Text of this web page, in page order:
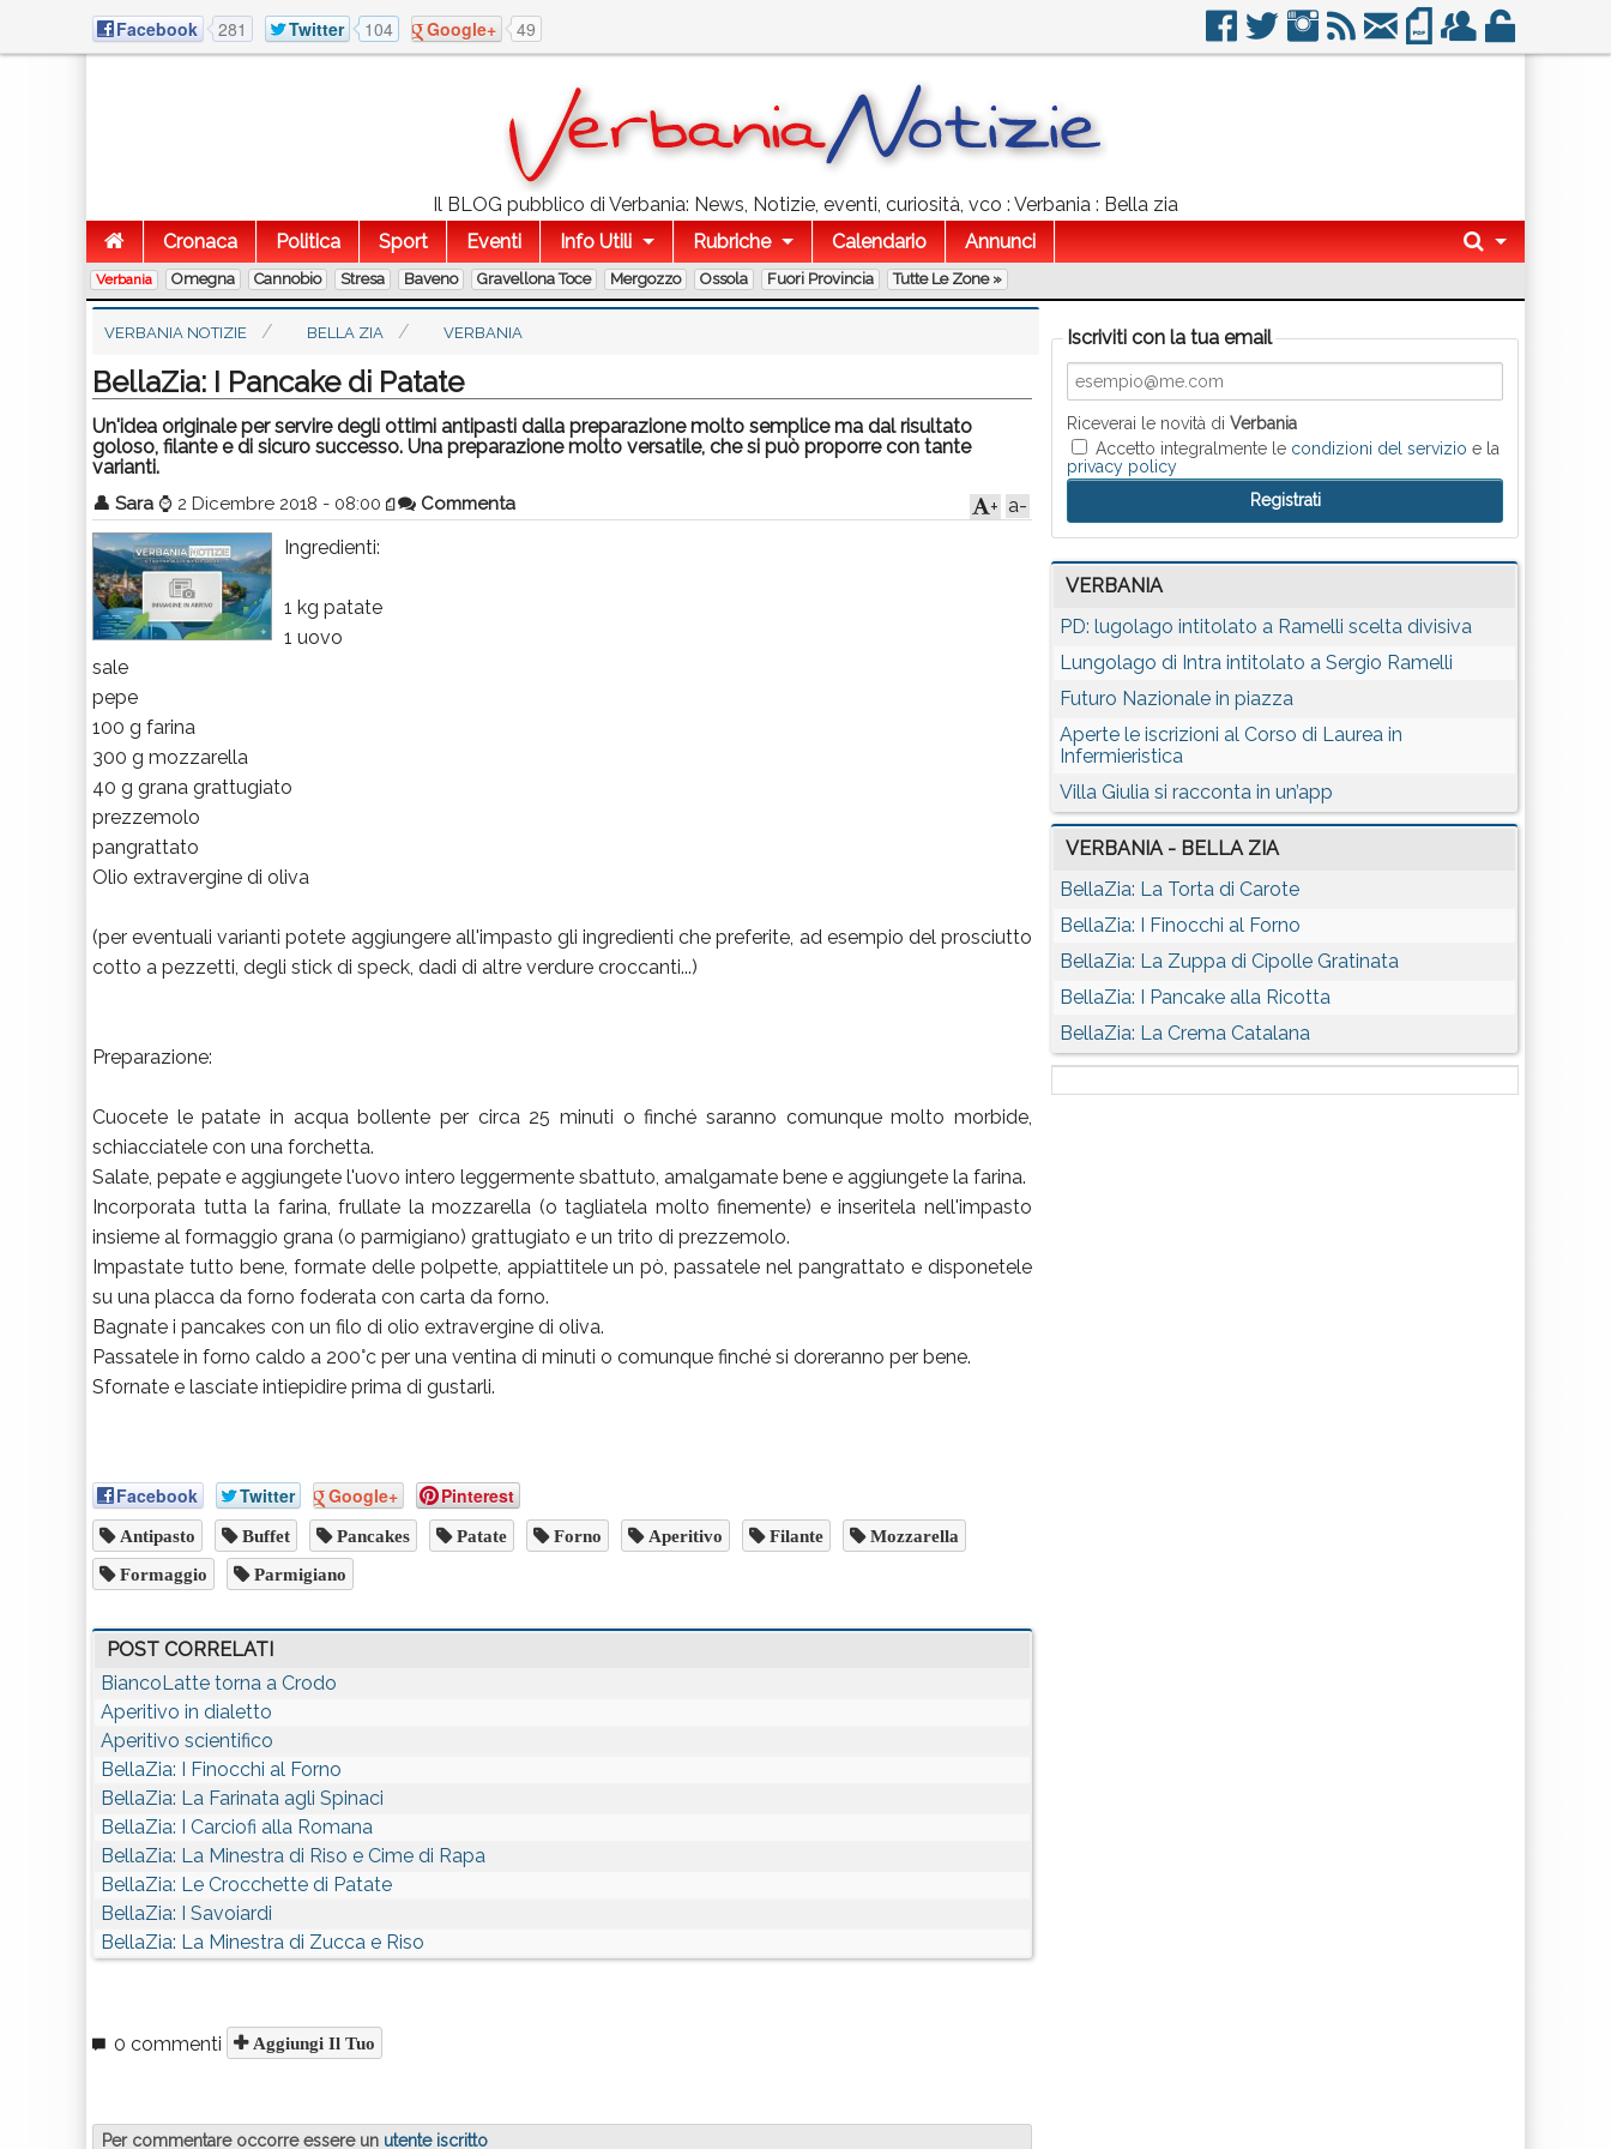
Facebook 281 Twitter 104 Google+ 49
Il BLOG pubblico di Verbania: News, Notizie, eventi, curiosità, vco : Verbania : Bella zia
Cronaca
Politica Sport Eventi Info Utili Rubriche Calendario Annunci
Verbania Omegna Cannobio Stresa Baveno Gravellona Toce Mergozzo Ossola Fuori Provincia Tutte Le Zone »
VERBANIA NOTIZIE BELLA ZIA VERBANIA
BellaZia: I Pancake di Patate
Un'idea originale per servire degli ottimi antipasti dalla preparazione molto semplice ma dal risultato
goloso, filante e di sicuro successo. Una preparazione molto versatile, che si può proporre con tante
varianti.
👤 Sara ⌚ 2 Dicembre 2018 - 08:00 Commenta a-
+
Ingredienti:
1 kg patate
1 uovo
sale
pepe
100 g farina
300 g mozzarella
40 g grana grattugiato
prezzemolo
pangrattato
Olio extravergine di oliva
(per eventuali varianti potete aggiungere all'impasto gli ingredienti che preferite, ad esempio del prosciutto
cotto a pezzetti, degli stick di speck, dadi di altre verdure croccanti...)
Preparazione:
Cuocete le patate in acqua bollente per circa 25 minuti o finché saranno comunque molto morbide,
schiacciatele con una forchetta.
Salate, pepate e aggiungete l'uovo intero leggermente sbattuto, amalgamate bene e aggiungete la farina.
Incorporata tutta la farina, frullate la mozzarella (o tagliatela molto finemente) e inseritela nell'impasto
insieme al formaggio grana (o parmigiano) grattugiato e un trito di prezzemolo.
Impastate tutto bene, formate delle polpette, appiattitele un pò, passatele nel pangrattato e disponetele
su una placca da forno foderata con carta da forno.
Bagnate i pancakes con un filo di olio extravergine di oliva.
Passatele in forno caldo a 200°c per una ventina di minuti o comunque finché si doreranno per bene.
Sfornate e lasciate intiepidire prima di gustarli.
Facebook Twitter Google+ Pinterest
Antipasto Buffet Pancakes Patate Forno Aperitivo Filante Mozzarella
Formaggio Parmigiano
POST CORRELATI
BiancoLatte torna a Crodo
Aperitivo in dialetto
Aperitivo scientifico
BellaZia: I Finocchi al Forno
BellaZia: La Farinata agli Spinaci
BellaZia: I Carciofi alla Romana
BellaZia: La Minestra di Riso e Cime di Rapa
BellaZia: Le Crocchette di Patate
BellaZia: I Savoiardi
BellaZia: La Minestra di Zucca e Riso
0 commenti Aggiungi Il Tuo
Per commentare occorre essere un utente iscritto
Iscriviti con la tua email
Riceverai le novità diVerbania
Accetto integralmente le condizioni del servizio e la
privacy policy
VERBANIA
PD: lugolago intitolato a Ramelli scelta divisiva
Lungolago di Intra intitolato a Sergio Ramelli
Futuro Nazionale in piazza
Aperte le iscrizioni al Corso di Laurea in
Infermieristica
Villa Giulia si racconta in un’app
VERBANIA - BELLA ZIA
BellaZia: La Torta di Carote
BellaZia: I Finocchi al Forno
BellaZia: La Zuppa di Cipolle Gratinata
BellaZia: I Pancake alla Ricotta
BellaZia: La Crema Catalana